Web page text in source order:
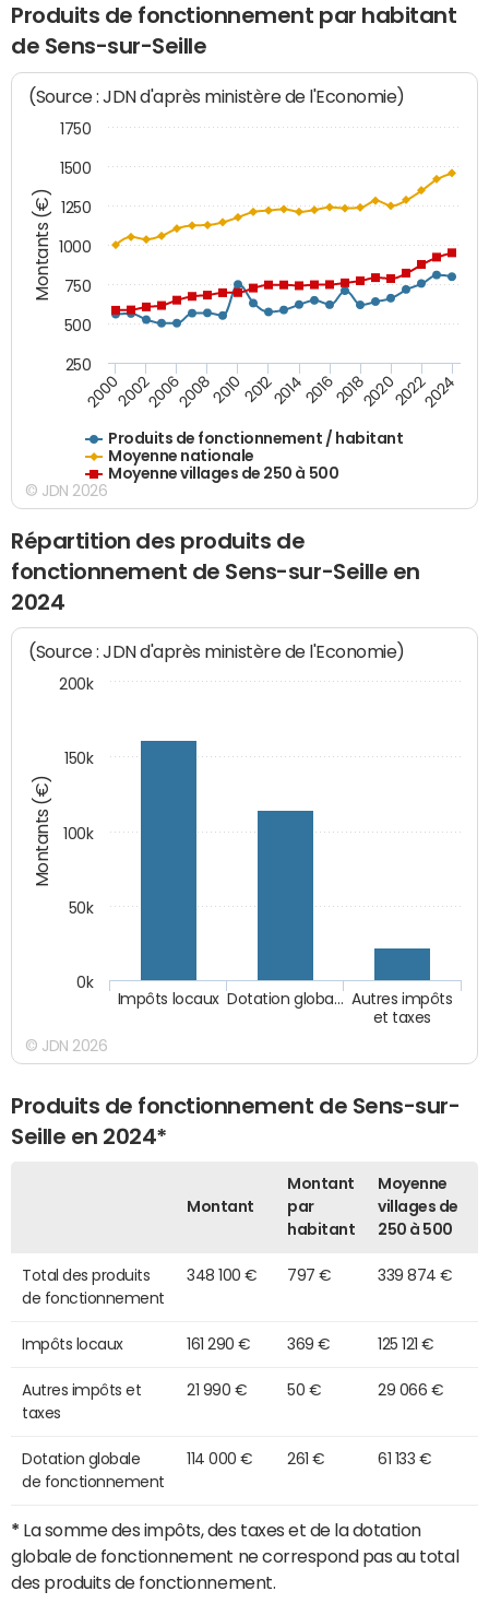
Produits de fonctionnement par habitant
de Sens-sur-Seille
Montants (€)
(Source : JDN d'après ministère de l'Economie)
Produits de fonctionnement / habitant
Moyenne nationale
Moyenne villages de 250 à 500
200020022006200820102012201420162018202020222024
250
500
750
1000
1250
1500
1750
© JDN 2026
Répartition des produits de
fonctionnement de Sens-sur-Seille en
2024
Montants (€)
(Source : JDN d'après ministère de l'Economie)
Autres impôts
et taxes
Dotation globa…
Impôts locaux
0k
50k
100k
150k
200k
© JDN 2026
Produits de fonctionnement de Sens-sur-
Seille en 2024*
Montant
Montant
par
habitant
Moyenne
villages de
250 à 500
Total des produits
de fonctionnement
348 100 € 797 € 339 874 €
Impôts locaux 161 290 € 369 € 125 121 €
Autres impôts et
taxes
21 990 € 50 € 29 066 €
Dotation globale
de fonctionnement
114 000 € 261 € 61 133 €
* La somme des impôts, des taxes et de la dotation
globale de fonctionnement ne correspond pas au total
des produits de fonctionnement.